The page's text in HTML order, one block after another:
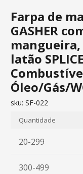
Farpa de
GASHER
latão
Óleo/Gás/
sku: SF-022
Quantidade
20-299
300-499